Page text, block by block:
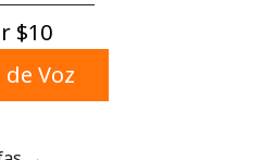
⁦$10⁩
Voz